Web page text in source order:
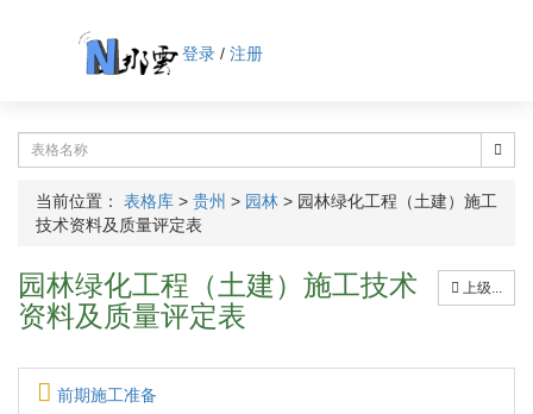
登录/ 注册
当前位置： 表格库 > 贵州 > 园林 > 园林绿化工程（土建）施工
技术资料及质量评定表
上级...
园林绿化工程（土建）施工技术
资料及质量评定表
前期施工准备